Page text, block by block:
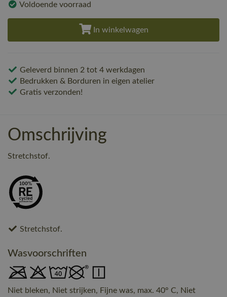
Voldoende voorraad
In winkelwagen
Geleverd binnen 2 tot 4 werkdagen
Bedrukken & Borduren in eigen atelier
Gratis verzonden!
Omschrijving
Stretchstof.
Stretchstof.
Wasvoorschriften
Niet bleken, Niet strijken, Fijne was, max. 40° C, Niet